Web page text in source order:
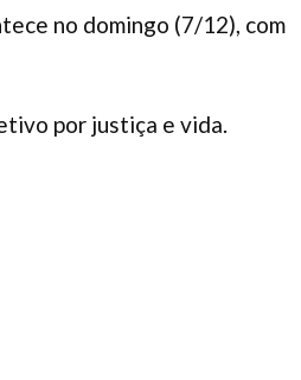
no domingo (7/12), com
por justiça e vida.